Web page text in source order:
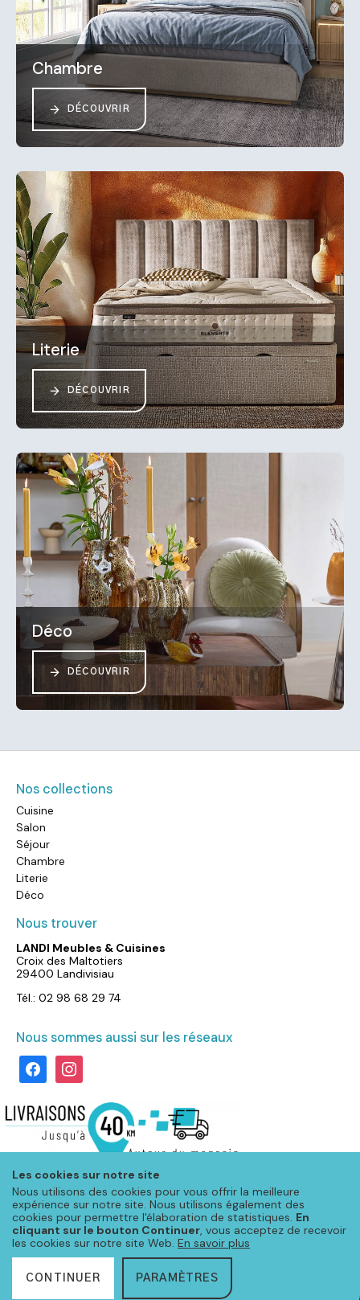
Les cookies sur notre site
Nous utilisons des cookies pour vous offrir la meilleure
expérience sur notre site. Nous utilisons également des
cookies pour permettre l'élaboration de statistiques. En
cliquant sur le bouton Continuer, vous acceptez de recevoir
les cookies sur notre site Web. En savoir plus
CONTINUER PARAMÈTRES
Chambre
DÉCOUVRIR
Literie
DÉCOUVRIR
Déco
DÉCOUVRIR
Nos collections
Cuisine
Salon
Séjour
Chambre
Literie
Déco
Nous trouver
LANDI Meubles & Cuisines
Croix des Maltotiers
29400 Landivisiau
Tél.: 02 98 68 29 74
Nous sommes aussi sur les réseaux
facebookinstagram